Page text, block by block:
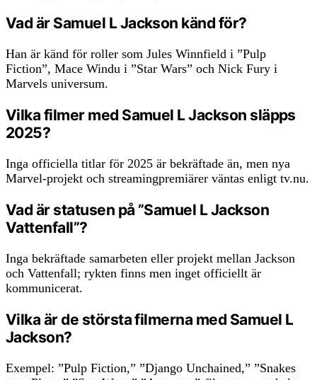
Vad är Samuel L Jackson känd för?
Han är känd för roller som Jules Winnfield i ”Pulp
Fiction”, Mace Windu i ”Star Wars” och Nick Fury i
Marvels universum.
Vilka filmer med Samuel L Jackson släpps
2025?
Inga officiella titlar för 2025 är bekräftade än, men nya
Marvel-projekt och streamingpremiärer väntas enligt tv.nu.
Vad är statusen på ”Samuel L Jackson
Vattenfall”?
Inga bekräftade samarbeten eller projekt mellan Jackson
och Vattenfall; rykten finns men inget officiellt är
kommunicerat.
Vilka är de största filmerna med Samuel L
Jackson?
Exempel: ”Pulp Fiction,” ”Django Unchained,” ”Snakes